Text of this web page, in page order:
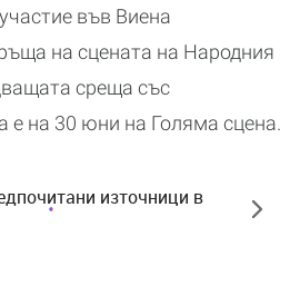
във Виена
на сцената на Народния
среща със
е на 30 юни на Голяма сцена.
източници в